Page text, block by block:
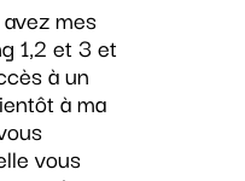
mes
1,2 et 3 et
à un
à ma
vous